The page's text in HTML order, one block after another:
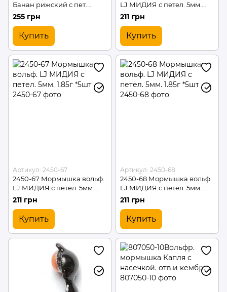
Банан рижский с пет.
(покраска)*5 шт
255 грн
Купить
LJ МИДИЯ с петел. 5мм.
1.85г *5шт
211 грн
Купить
Артикул: 2450-67
2450-67 Мормышка вольф.
LJ МИДИЯ с петел. 5мм.
1.85г *5шт
211 грн
Купить
Артикул: 2450-68
2450-68 Мормышка вольф.
LJ МИДИЯ с петел. 5мм.
1.85г *5шт
211 грн
Купить